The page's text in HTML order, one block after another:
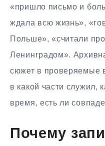
«пришло письмо и
ждала всю жизнь»,
Польше», «считали
Ленинградом».
сюжет в проверяемые
в какой части служил,
время, есть ли
Почему